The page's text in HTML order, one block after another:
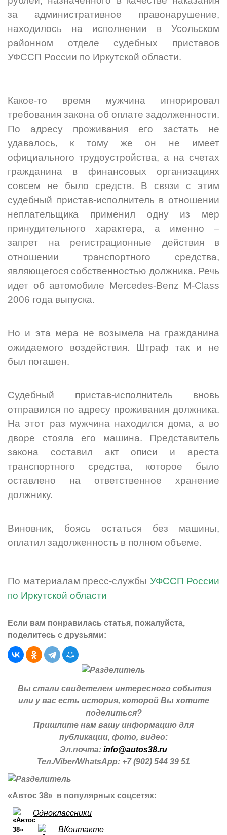
за административное правонарушение,
находилось на исполнении в Усольском
районном отделе судебных приставов
УФССП России по Иркутской области.
Какое-то время мужчина игнорировал
требования закона об оплате задолженности.
По адресу проживания его застать не
удавалось, к тому же он не имеет
официального трудоустройства, а на счетах
гражданина в финансовых организациях
совсем не было средств. В связи с этим
судебный пристав-исполнитель в отношении
неплательщика применил одну из мер
принудительного характера, а именно –
запрет на регистрационные действия в
отношении транспортного средства,
являющегося собственностью должника. Речь
идет об автомобиле Mercedes-Benz M-Class
2006 года выпуска.
Но и эта мера не возымела на гражданина
ожидаемого воздействия. Штраф так и не
был погашен.
Судебный пристав-исполнитель вновь
отправился по адресу проживания должника.
На этот раз мужчина находился дома, а во
дворе стояла его машина. Представитель
закона составил акт описи и ареста
транспортного средства, которое было
оставлено на ответственное хранение
должнику.
Виновник, боясь остаться без машины,
оплатил задолженность в полном объеме.
По материалам пресс-службы УФССП России
по Иркутской области
Если вам понравилась статья, пожалуйста,
поделитесь с друзьями:
Вы стали свидетелем интересного события
или у вас есть история, которой Вы хотите
поделиться?
Пришлите нам вашу информацию для
публикации, фото, видео:
Эл.почта: info@autos38.ru
Тел./Viber/WhatsApp: +7 (902) 544 39 51
«Автос 38» в популярных соцсетях:
Одноклассники
ВКонтакте